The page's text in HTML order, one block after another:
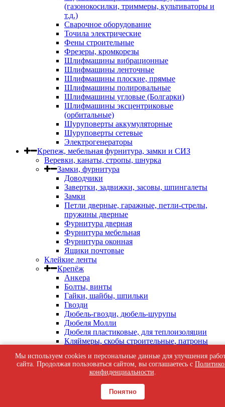
(газонокосилки, триммеры, культиваторы и
т.д.)
Сварочное оборудование
Точила электрические
Фены строительные
Фрезеры, кромкорезы
Шлифмашины вибрационные
Шлифмашины ленточные
Шлифмашины плоские, прямые
Шлифмашины полировальные
Шлифмашины угловые (Болгарки)
Шлифмашины эксцентриковые
(орбитальные)
Шуруповерты аккумуляторные
Шуруповерты сетевые
Электрогенераторы
Крепеж, мебельная фурнитура, замки и СИЗ
Веревки, канаты, стропы, шнурка
Замки, фурнитура
Доводчики
Завертки, задвижки, засовы, шпингалеты
Замки
Петли дверные, гаражные, петли-стрелы,
пружины дверные
Фурнитура дверная
Фурнитура мебельная
Фурнитура оконная
Ящики почтовые
Клейкие ленты
Крепёж
Анкера
Болты, винты
Гайки, шайбы, шпильки
Гвозди
Дюбель-гвозди, дюбель-шурупы
Дюбеля Молли
Дюбеля пластиковые, для теплоизоляции
Кляймеры, скобы строительные, патроны
Перфорированный крепеж
Саморезы кровельные
Саморезы оконные, по бетону
Саморезы с пресс-шайбой
Саморезы черные
Мы используем cookies и персональные данные для улучшения
сайта. Продолжая пользоваться сайтом, вы соглашаетесь с
конфиденциальности.
Понятно